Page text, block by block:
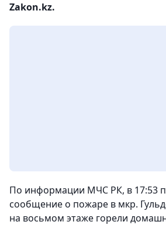
Zakon.kz.
По информации МЧС РК, в 17:53
сообщение о пожаре в мкр.
на восьмом этаже горели